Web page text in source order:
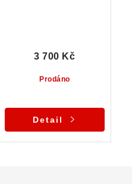
Prodáno
3 700 Kč
Detail